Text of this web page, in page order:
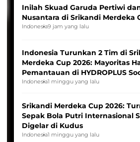
Inilah Skuad Garuda Pertiwi
Nusantara di Srikandi Merdeka
Indonesia9 jam yang lalu
Indonesia Turunkan 2 Tim di
Merdeka Cup 2026: Mayoritas
Pemantauan di HYDROPLUS
League
Indonesia1 minggu yang lalu
Srikandi Merdeka Cup 2026:
Sepak Bola Putri Internasional
Digelar di Kudus
Indonesia1 minggu yang lalu